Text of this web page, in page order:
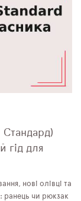
гід для
нові олівці та
ранець чи рюкзак